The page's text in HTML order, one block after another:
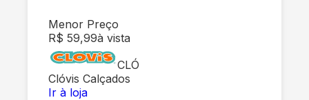
Menor Preço
R$ 59,99à vista
CLÓ
Clóvis Calçados
Ir à loja